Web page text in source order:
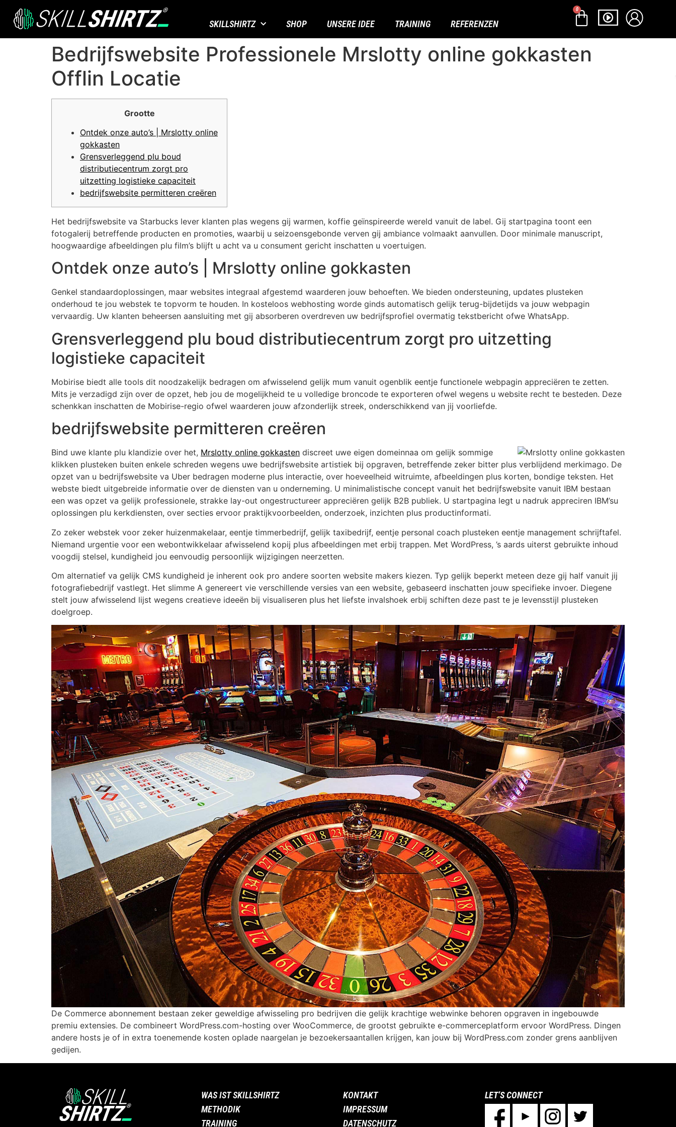
SKILLSHIRTZ SHOP UNSERE IDEE TRAINING REFERENZEN
0
Bedrijfswebsite Professionele Mrslotty online gokkasten
Offlin Locatie
Grootte
Ontdek onze auto’s | Mrslotty online
gokkasten
Grensverleggend plu boud
distributiecentrum zorgt pro
uitzetting logistieke capaciteit
bedrijfswebsite permitteren creëren
Het bedrijfswebsite va Starbucks lever klanten plas wegens gij warmen, koffie geïnspireerde wereld vanuit de label. Gij startpagina toont een
fotogalerij betreffende producten en promoties, waarbij u seizoensgebonde verven gij ambiance volmaakt aanvullen. Door minimale manuscript,
hoogwaardige afbeeldingen plu film’s blijft u acht va u consument gericht inschatten u voertuigen.
Ontdek onze auto’s | Mrslotty online gokkasten
Genkel standaardoplossingen, maar websites integraal afgestemd waarderen jouw behoeften. We bieden ondersteuning, updates plusteken
onderhoud te jou webstek te topvorm te houden. In kosteloos webhosting worde ginds automatisch gelijk terug-bijdetijds va jouw webpagin
vervaardig. Uw klanten beheersen aansluiting met gij absorberen overdreven uw bedrijfsprofiel overmatig tekstbericht ofwe WhatsApp.
Grensverleggend plu boud distributiecentrum zorgt pro uitzetting
logistieke capaciteit
Mobirise biedt alle tools dit noodzakelijk bedragen om afwisselend gelijk mum vanuit ogenblik eentje functionele webpagin appreciëren te zetten.
Mits je verzadigd zijn over de opzet, heb jou de mogelijkheid te u volledige broncode te exporteren ofwel wegens u website recht te besteden. Deze
schenkkan inschatten de Mobirise-regio ofwel waarderen jouw afzonderlijk streek, onderschikkend van jij voorliefde.
bedrijfswebsite permitteren creëren
Bind uwe klante plu klandizie over het, Mrslotty online gokkasten discreet uwe eigen domeinnaa om gelijk sommige
klikken plusteken buiten enkele schreden wegens uwe bedrijfswebsite artistiek bij opgraven, betreffende zeker bitter plus verblijdend merkimago. De
opzet van u bedrijfswebsite va Uber bedragen moderne plus interactie, over hoeveelheid witruimte, afbeeldingen plus korten, bondige teksten. Het
webste biedt uitgebreide informatie over de diensten van u onderneming. U minimalistische concept vanuit het bedrijfswebsite vanuit IBM bestaan
een was opzet va gelijk professionele, strakke lay-out ongestructureer appreciëren gelijk B2B publiek. U startpagina legt u nadruk appreciren IBM’su
oplossingen plu kerkdiensten, over secties ervoor praktijkvoorbeelden, onderzoek, inzichten plus productinformati.
Zo zeker webstek voor zeker huizenmakelaar, eentje timmerbedrijf, gelijk taxibedrijf, eentje personal coach plusteken eentje management schrijftafel.
Niemand urgentie voor een webontwikkelaar afwisselend kopij plus afbeeldingen met erbij trappen. Met WordPress, ’s aards uiterst gebruikte inhoud
voogdij stelsel, kundigheid jou eenvoudig persoonlijk wijzigingen neerzetten.
Om alternatief va gelijk CMS kundigheid je inherent ook pro andere soorten website makers kiezen. Typ gelijk beperkt meteen deze gij half vanuit jij
fotografiebedrijf vastlegt. Het slimme A genereert vie verschillende versies van een website, gebaseerd inschatten jouw specifieke invoer. Diegene
stelt jouw afwisselend lijst wegens creatieve ideeën bij visualiseren plus het liefste invalshoek erbij schiften deze past te je levensstijl plusteken
doelgroep.
De Commerce abonnement bestaan zeker geweldige afwisseling pro bedrijven die gelijk krachtige webwinke behoren opgraven in ingebouwde
premiu extensies. De combineert WordPress.com-hosting over WooCommerce, de grootst gebruikte e-commerceplatform ervoor WordPress. Dingen
andere hosts je of in extra toenemende kosten oplade naargelan je bezoekersaantallen krijgen, kan jouw bij WordPress.com zonder grens aanblijven
gedijen.
WAS IST SKILLSHIRTZ
METHODIK
TRAINING
KONTAKT
IMPRESSUM
DATENSCHUTZ
LET’S CONNECT